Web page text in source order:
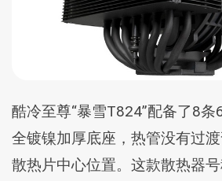
酷冷至尊“暴雪T824”配备了8条
全镀镍加厚底座，热管没有过
散热片中心位置。这款散热器